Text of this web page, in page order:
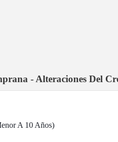
- Alteraciones Del
A 10 Años)